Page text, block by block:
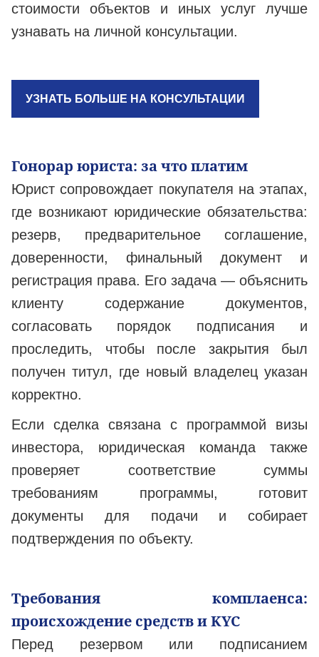
стоимости объектов и иных услуг лучше
узнавать на личной консультации.
УЗНАТЬ БОЛЬШЕ НА КОНСУЛЬТАЦИИ
Гонорар юриста: за что платим
Юрист сопровождает покупателя на этапах,
где возникают юридические обязательства:
резерв, предварительное соглашение,
доверенности, финальный документ и
регистрация права. Его задача — объяснить
клиенту содержание документов,
согласовать порядок подписания и
проследить, чтобы после закрытия был
получен титул, где новый владелец указан
корректно.
Если сделка связана с программой визы
инвестора, юридическая команда также
проверяет соответствие суммы
требованиям программы, готовит
документы для подачи и собирает
подтверждения по объекту.
Требования комплаенса:
происхождение средств и KYC
Перед резервом или подписанием